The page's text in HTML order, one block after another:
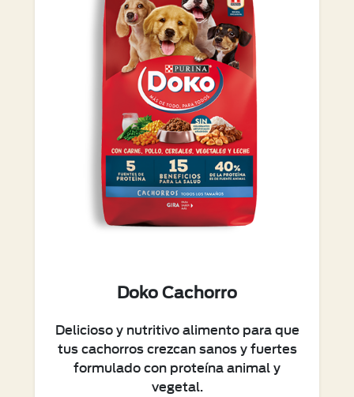
Doko Cachorro
Delicioso y nutritivo alimento para que
tus cachorros crezcan sanos y fuertes
formulado con proteína animal y
vegetal.